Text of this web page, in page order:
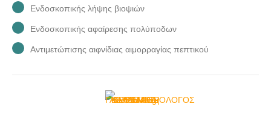
Ενδοσκοπικής λήψης βιοψιών
Ενδοσκοπικής αφαίρεσης πολύποδων
Αντιμετώπισης αιφνίδιας αιμορραγίας πεπτικού